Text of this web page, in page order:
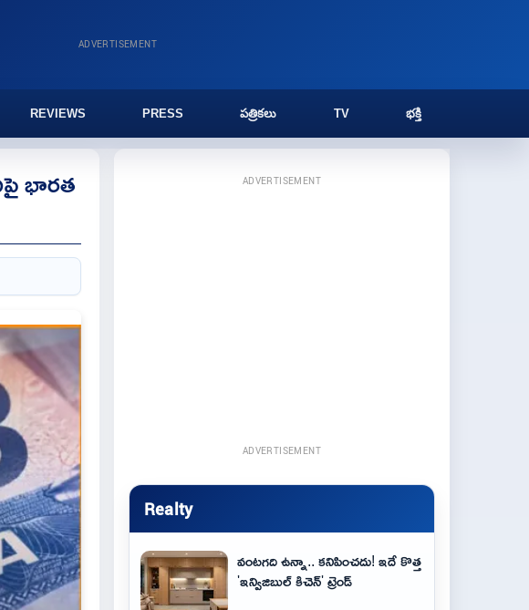
ADVERTISEMENT
REVIEWS PRESS పత్రికలు TV భక్తి
భారత ADVERTISEMENT
ADVERTISEMENT
Realty
వంటగది ఉన్నా.. కనిపించదు! ఇదే కొత్త
'ఇన్విజిబుల్ కిచెన్' ట్రెండ్